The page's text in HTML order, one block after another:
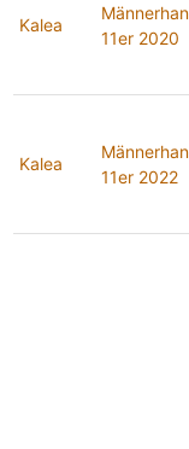
Kalea
11er 2020
Kalea
11er 2022